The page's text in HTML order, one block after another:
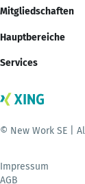
Mitgliedschaften
Hauptbereiche
Services
© New Work SE |
Impressum
AGB